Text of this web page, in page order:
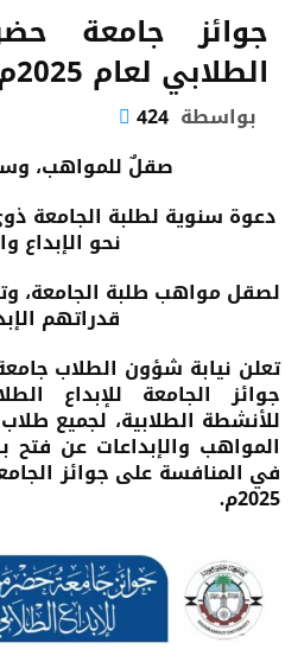
جوائز جامعة
الطلابي لعام 2025م
بواسطة 424
صقلٌ للمواهب،
دعوة سنوية لطلبة الجامعة
نحو الإبداع
لصقل مواهب طلبة الجامعة،
قدراتهم
تعلن نيابة شؤون الطلاب
جوائز الجامعة للإبداع
للأنشطة الطلابية، لجميع
المواهب والإبداعات عن فتح
في المنافسة على جوائز
2025م.